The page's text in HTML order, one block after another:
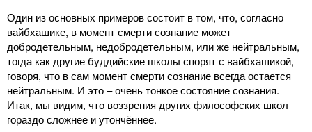
Один из основных примеров состоит в том, что, согласно
вайбхашике, в момент смерти сознание может
добродетельным, недобродетельным, или же нейтральным,
тогда как другие буддийские школы спорят с вайбхашикой,
говоря, что в сам момент смерти сознание всегда остается
нейтральным. И это – очень тонкое состояние сознания.
Итак, мы видим, что воззрения других философских школ
гораздо сложнее и утончённее.